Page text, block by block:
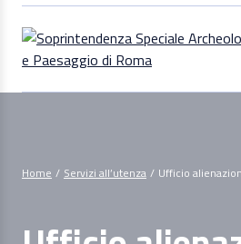
Home / Servizi all’utenza / Ufficio